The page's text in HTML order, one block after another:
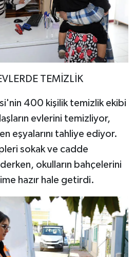
TEMİZLİK
400 kişilik temizlik ekibi
evlerini temizliyor,
eşyalarını tahliye ediyor.
sokak ve cadde
okulların bahçelerini
hazır hale getirdi.